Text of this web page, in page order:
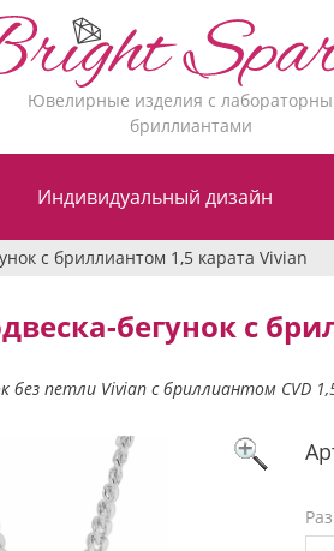
Ювелирные изделия с
бриллиантами
Индивидуальный дизайн
c бриллиантом 1,5 карата Vivian
бегунок c
без петли Vivian с бриллиантом CVD